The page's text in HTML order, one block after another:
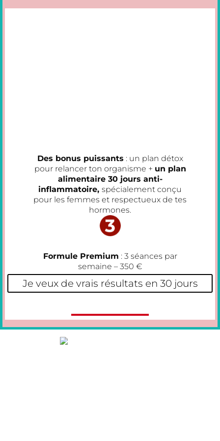
Des bonus puissants : un plan détox
pour relancer ton organisme + un plan
alimentaire 30 jours anti-
inflammatoire, spécialement conçu
pour les femmes et respectueux de tes
hormones.
Formule Premium : 3 séances par
semaine – 350 €
Je veux de vrais résultats en 30 jours